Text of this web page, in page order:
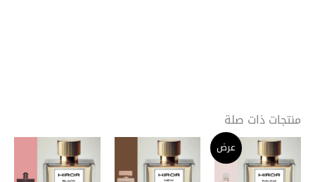
منتجات ذات صلة
عرضنطاق
السعر:
من
هناك
العديد
نطاق
السعر:
من
العديد
نطاق
السعر:
من